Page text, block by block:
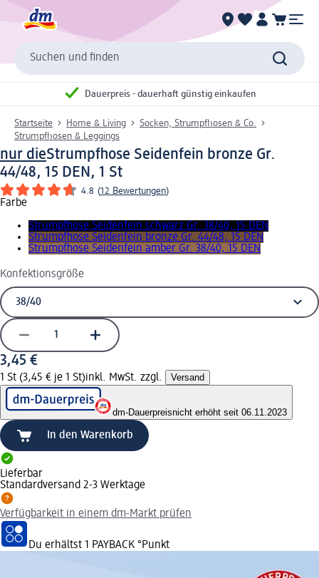
Suchen und finden
Dauerpreis - dauerhaft günstig einkaufen
Startseite Home & Living
Socken, Strumpfhosen & Co.
Strumpfhosen & Leggings
nur dieStrumpfhose Seidenfein bronze Gr.
44/48, 15 DEN, 1 St
4.8 (12 Bewertungen)
Farbe
Strumpfhose Seidenfein schwarz Gr. 38/40, 15 DEN
Strumpfhose Seidenfein bronze Gr. 44/48, 15 DEN
Strumpfhose Seidenfein amber Gr. 38/40, 15 DEN
Konfektionsgröße
3,45 €
1 St (3,45 € je 1 St)inkl. MwSt. zzgl. Versand
dm-Dauerpreisnicht erhöht seit 06.11.2023
In den Warenkorb
Lieferbar
Standardversand 2-3 Werktage
Verfügbarkeit in einem dm-Markt prüfen
Du erhältst 1 PAYBACK °Punkt